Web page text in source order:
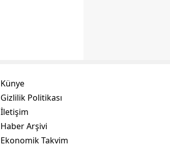
Künye
Gizlilik Politikası
İletişim
Haber Arşivi
Ekonomik Takvim